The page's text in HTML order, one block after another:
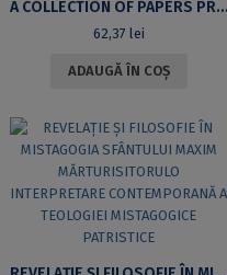
A COLLECTION OF PAPERS PRESENTED AT THE FIRST AND SECOND SYMPOSIUMS ON TRANSLATION AND CULTURAL COMMUNICATION
62,37 lei
ADAUGĂ ÎN COȘ